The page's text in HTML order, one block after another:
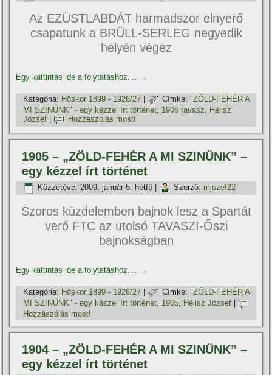
Az EZÜSTLABDÁT harmadszor elnyerő
csapatunk a BRÜLL-SERLEG negyedik
helyén végez
Egy kattintás ide a folytatáshoz.... →
Kategória: Hőskor 1899 - 1926/27 | Címke: "ZÖLD-FEHÉR A
MI SZINÜNK" - egy kézzel í­rt történet, 1906 tavasz, Hélisz
József
Hozzászólás most!
1905 – „ZÖLD-FEHÉR A MI SZINÜNK” –
egy kézzel í­rt történet
Közzétéve: 2009. január 5. hétfő Szerző: mjozef22
Szoros küzdelemben bajnok lesz a Spartát
verő FTC az utolsó TAVASZI-Őszi
bajnokságban
Egy kattintás ide a folytatáshoz.... →
Kategória: Hőskor 1899 - 1926/27 | Címke: "ZÖLD-FEHÉR A
MI SZINÜNK" - egy kézzel í­rt történet, 1905, Hélisz József
Hozzászólás most!
1904 – „ZÖLD-FEHÉR A MI SZINÜNK” –
egy kézzel í­rt történet